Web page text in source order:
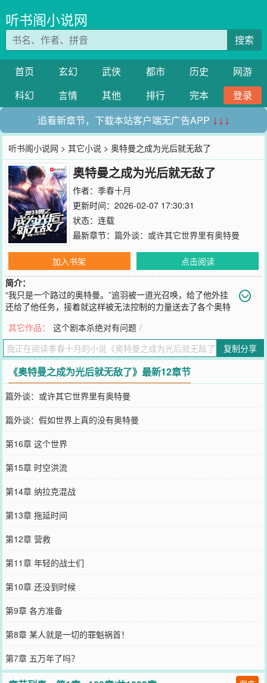
听书阁小说网
搜索
首页 玄幻 武侠 都市 历史
网游
科幻
言情 其他 排行 完本
登录
追看新章节，下载本站客户端无广告APP ↓↓↓
听书阁小说网 >其它小说 > 奥特曼之成为光后就无敌了
奥特曼之成为光后就无敌了
作者： 季春十月
更新时间：2026-02-07 17:30:31
状态：连载
最新章节： 篇外谈：或许其它世界里有奥特曼
加入书架
点击阅读
简介：
“我只是一个路过的奥特曼。”追羽被一道光召唤，给了他外挂
还给了他任务，接着就这样被无法控制的力量送去了各个奥特
途。“据说……你只要熬成汤就能变成光了。”大古：“？？？”……主角
无敌！别问数据，问就是无敌！只有会不会运用的问题，没有循序升
级的问题。目前已经准备好四个世界的文案了，会继续增加。迪迦
（铺垫）→奈克瑟斯→欧布（过度）→盖亚→奈克瑟斯（剧情暴走）
→XXX轻松向，已有完结文，不会太监！书友群：1046895992
您要是觉得《 奥特曼之成为光后就无敌了
您QQ群和微博微信里的朋友推荐哦！
其它作品： 这个剧本杀绝对有问题 /
复制分享
《奥特曼之成为光后就无敌了》最新12章节
篇外谈：或许其它世界里有奥特曼
篇外谈：假如世界上真的没有奥特曼
第16章 这个世界
第15章 时空洪流
第14章 纳拉克混战
第13章 拖延时间
第12章 营救
第11章 年轻的战士们
第10章 还没到时候
第9章 各方准备
第8章 某人就是一切的罪魁祸首！
第7章 五万年了吗？